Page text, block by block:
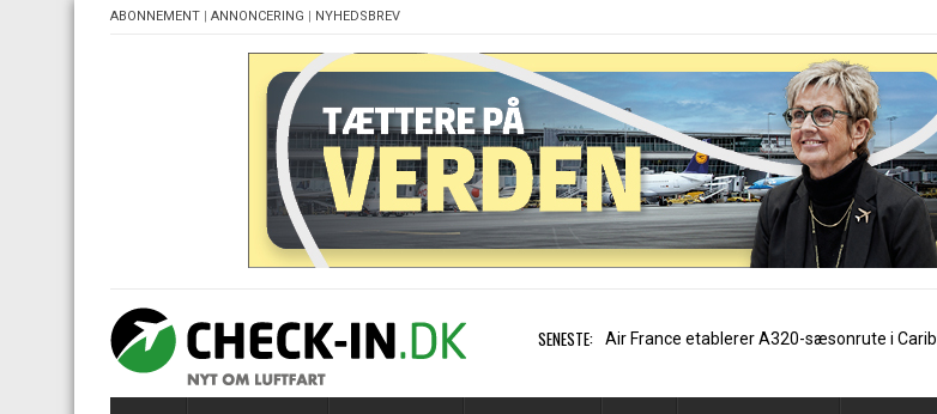
ABONNEMENT | ANNONCERING | NYHEDSBREV
SENESTE: EasyJet-stifter hilser aft